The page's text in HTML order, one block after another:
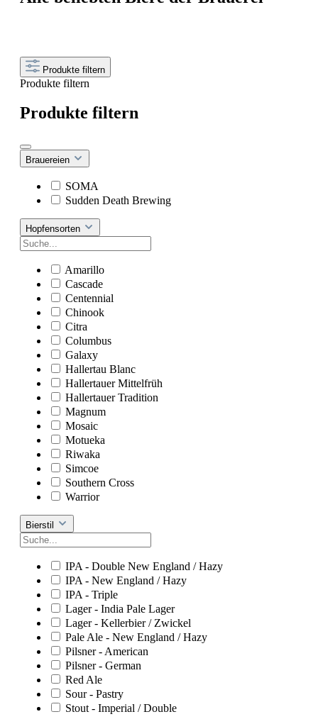
Produkte filtern
Produkte filtern
Produkte filtern
Brauereien
SOMA
Sudden Death Brewing
Hopfensorten
Amarillo
Cascade
Centennial
Chinook
Citra
Columbus
Galaxy
Hallertau Blanc
Hallertauer Mittelfrüh
Hallertauer Tradition
Magnum
Mosaic
Motueka
Riwaka
Simcoe
Southern Cross
Warrior
Bierstil
IPA - Double New England / Hazy
IPA - New England / Hazy
IPA - Triple
Lager - India Pale Lager
Lager - Kellerbier / Zwickel
Pale Ale - New England / Hazy
Pilsner - American
Pilsner - German
Red Ale
Sour - Pastry
Stout - Imperial / Double